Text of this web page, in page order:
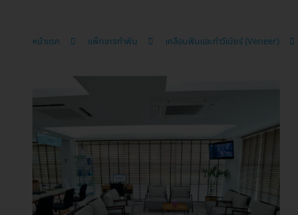
หน้าแรก แพ็กเกจทำฟัน เคลือบฟันและทำวีเนียร์ (Veneer)